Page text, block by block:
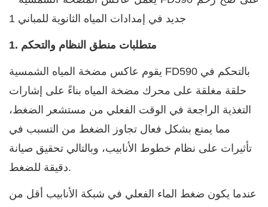
1. متطلبات منطق النظام والتحكم
يقوم عاكس مضخة المياه الشمسية
FD590 بالتحكم في
حلقة مغلقة على محرك مضخة المياه بناءً على إشارات
التغذية الراجعة في الوقت الفعلي من مستشعر الضغط،
مما يمنع بشكل فعال تجاوز الضغط من التسبب في
تأثيرات على نظام خطوط الأنابيب، وبالتالي تحقيق صيانة
دقيقة للضغط.
عندما يكون ضغط الماء الفعلي في شبكة الأنابيب أقل من